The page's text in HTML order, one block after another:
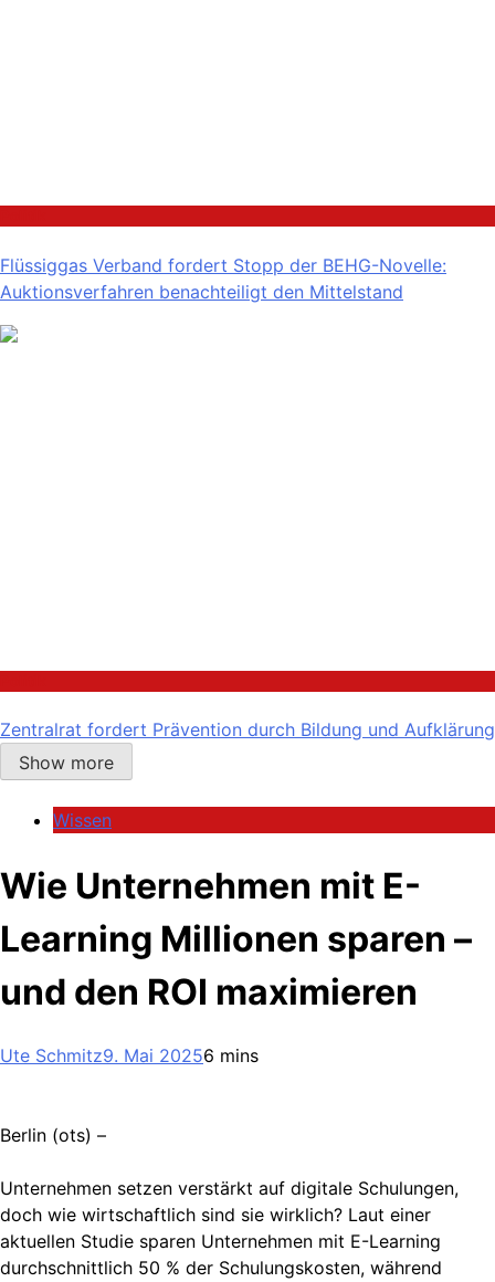
Flüssiggas Verband fordert Stopp der BEHG-Novelle:
Auktionsverfahren benachteiligt den Mittelstand
Zentralrat fordert Prävention durch Bildung und Aufklärung
Show more
Wissen
Wie Unternehmen mit E-
Learning Millionen sparen –
und den ROI maximieren
Ute Schmitz9. Mai 20256 mins
Berlin (ots) –
Unternehmen setzen verstärkt auf digitale Schulungen,
doch wie wirtschaftlich sind sie wirklich? Laut einer
aktuellen Studie sparen Unternehmen mit E-Learning
durchschnittlich 50 % der Schulungskosten, während